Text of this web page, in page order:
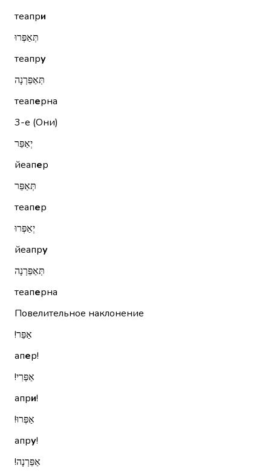
теапри
תְּאַפְּרוּ
теапру
תְּאַפֵּרְנָה
теаперна
3-е (Они)
יְאַפֵּר
йеапер
תְּאַפֵּר
теапер
יְאַפְּרוּ
йеапру
תְּאַפֵּרְנָה
теаперна
Повелительное наклонение
אַפֵּר!‏
апер!
אַפְּרִי!‏
апри!
אַפְּרוּ!‏
апру!
אַפֵּרְנָה!‏